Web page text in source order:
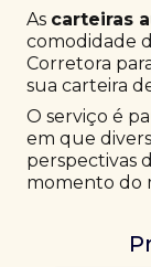
As carteiras
comodidade
Corretora
sua carteira
O serviço é
em que
perspectivas
momento do